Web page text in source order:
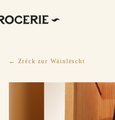
← Zréck zur Wäinlëscht